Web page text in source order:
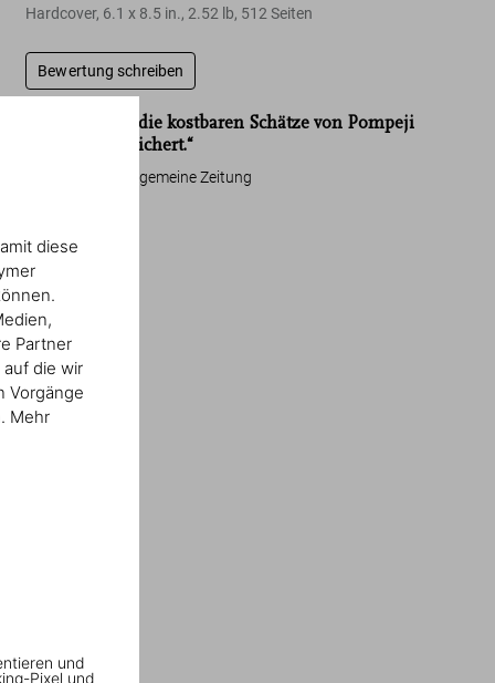
diese
Partner
die wir
Vorgänge
Mehr
und
Pixel und
Hardcover, 6.1 x 8.5 in.,2.52 lb, 512 Seiten
Bewertung schreiben
„Hiermit sind die kostbaren Schätze von Pompeji
für immer gesichert.“
Frankfurter Allgemeine Zeitung